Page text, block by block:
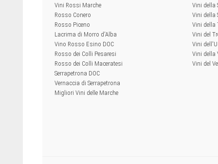
Vini Rossi Marche
Rosso Conero
Rosso Piceno
Lacrima di Morro d'Alba
Vino Rosso Esino DOC
Rosso dei Colli Pesaresi
Rosso dei Colli Maceratesi
Serrapetrona DOC
Vernaccia di Serrapetrona
Migliori Vini delle Marche
Vini della
Vini della
Vini della
Vini del
Vini
Vini della
Vini del